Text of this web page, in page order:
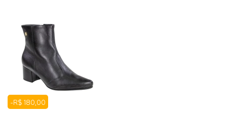
-R$ 180,00